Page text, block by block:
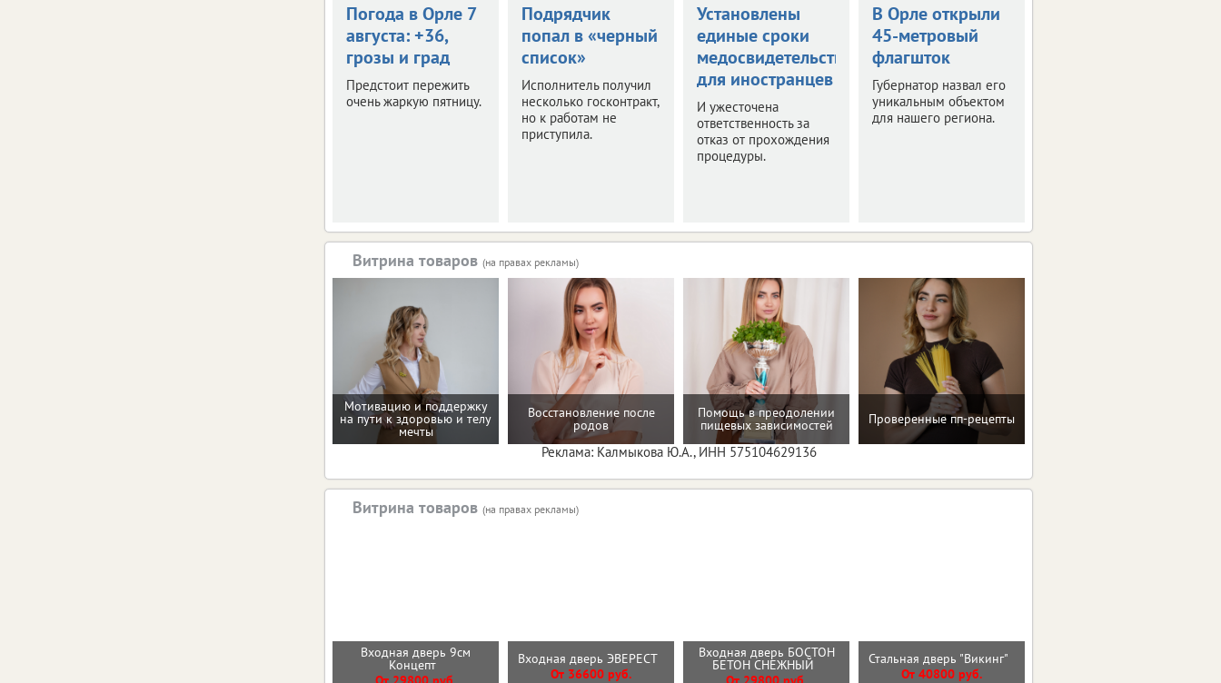
Погода в Орле 7
августа: +36,
грозы и град
Предстоит пережить
очень жаркую пятницу.
Подрядчик
попал в «черный
список»
Исполнитель получил
несколько госконтракт,
но к работам не
приступила.
Установлены
единые сроки
медосвидетельствования
для иностранцев
И ужесточена
ответственность за
отказ от прохождения
процедуры.
В Орле открыли
45-метровый
флагшток
Губернатор назвал его
уникальным объектом
для нашего региона.
Витрина товаров (на правах рекламы)
Мотивацию и поддержку
на пути к здоровью и телу
мечты
Восстановление после
родов
Помощь в преодолении
пищевых зависимостей Проверенные пп-рецепты
Реклама: Калмыкова Ю.А., ИНН 575104629136
Витрина товаров (на правах рекламы)
Входная дверь 9см
Концепт
Входная дверь ЭВЕРЕСТ
От 36600 руб.
Входная дверь БОСТОН
БЕТОН СНЕЖНЫЙ
Стальная дверь "Викинг"
От 40800 руб.